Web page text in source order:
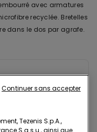
avec armatures
recyclée. Bretelles
dans le dos par agrafe.
recyclé, issu de la
modèle, nous récupérons
ainsi une nouvelle vie
Tezenis S.p.A.,
S.a.s.u., ainsi que
Continuer sans accepter